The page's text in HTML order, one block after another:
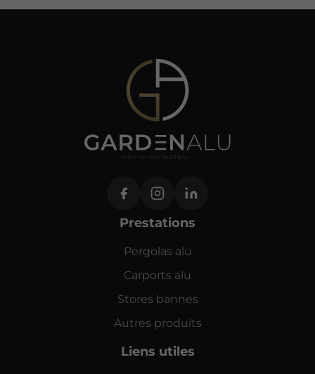
Prestations
Pergolas alu
Carports alu
Stores bannes
Autres produits
Liens utiles